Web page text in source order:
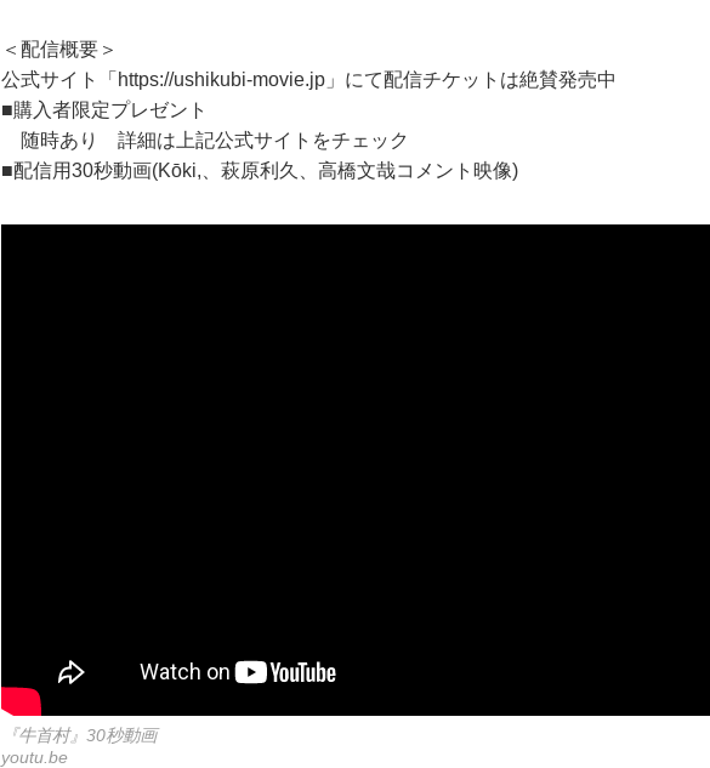
＜配信概要＞
公式サイト「 https://ushikubi-movie.jp 」にて配信チケットは絶賛発売中
■購入者限定プレゼント
随時あり 詳細は上記公式サイトをチェック
■配信用30秒動画(Kōki,、萩原利久、高橋文哉コメント映像)
『牛首村』30秒動画
youtu.be